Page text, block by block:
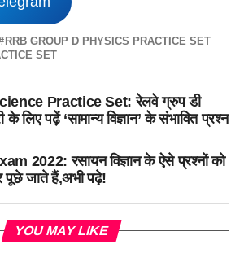
RRB GROUP D PHYSICS PRACTICE SET
SET
Practice Set: रेलवे ग्रुप डी
के लिए पढ़ें ‘सामान्य विज्ञान’ के संभावित प्रश्न
2022: रसायन विज्ञान के ऐसे प्रश्नों को
पूछे जाते हैं,अभी पढ़े!
YOU MAY LIKE